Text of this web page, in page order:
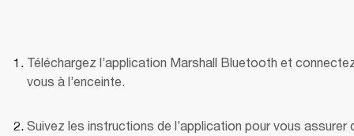
Téléchargez l’application Marshall Bluetooth et
vous à l’enceinte.
Suivez les instructions de l’application pour vous assurer